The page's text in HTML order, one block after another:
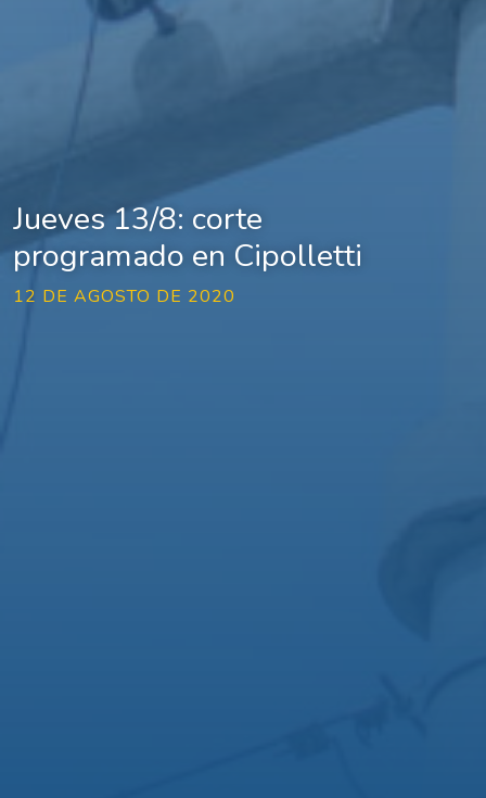
Jueves 13/8: corte
programado en Cipolletti
12 DE AGOSTO DE 2020